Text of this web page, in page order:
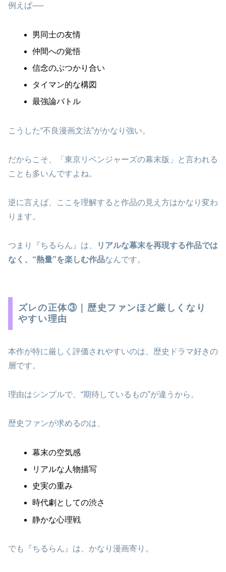
例えば──
男同士の友情
仲間への覚悟
信念のぶつかり合い
タイマン的な構図
最強論バトル
こうした“不良漫画文法”がかなり強い。
だからこそ、「東京リベンジャーズの幕末版」と言われる
ことも多いんですよね。
逆に言えば、ここを理解すると作品の見え方はかなり変わ
ります。
つまり『ちるらん』は、
リアルな幕末を再現する作品では
なく、“熱量”を楽しむ作品なんです。
ズレの正体③｜歴史ファンほど厳しくなり
やすい理由
本作が特に厳しく評価されやすいのは、歴史ドラマ好きの
層です。
理由はシンプルで、“期待しているもの”が違うから。
歴史ファンが求めるのは、
幕末の空気感
リアルな人物描写
史実の重み
時代劇としての渋さ
静かな心理戦
でも『ちるらん』は、かなり漫画寄り。